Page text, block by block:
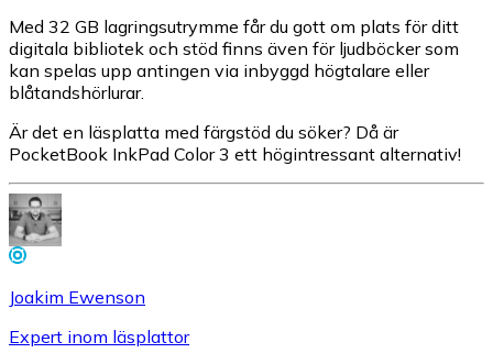
Med 32 GB lagringsutrymme får du gott om plats för ditt
digitala bibliotek och stöd finns även för ljudböcker som
kan spelas upp antingen via inbyggd högtalare eller
blåtandshörlurar.
Är det en läsplatta med färgstöd du söker? Då är
PocketBook InkPad Color 3 ett högintressant alternativ!
Joakim Ewenson
Expert inom läsplattor